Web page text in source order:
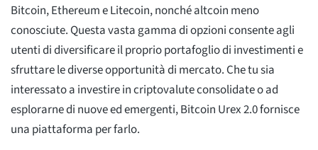
Bitcoin, Ethereum e Litecoin, nonché altcoin meno
conosciute. Questa vasta gamma di opzioni consente agli
utenti di diversificare il proprio portafoglio di investimenti e
sfruttare le diverse opportunità di mercato. Che tu sia
interessato a investire in criptovalute consolidate o ad
esplorarne di nuove ed emergenti, Bitcoin Urex 2.0 fornisce
una piattaforma per farlo.